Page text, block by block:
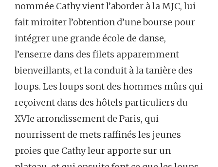
nommée Cathy vient l’aborder à la MJC, lui
fait miroiter l’obtention d’une bourse pour
intégrer une grande école de danse,
l’enserre dans des filets apparemment
bienveillants, et la conduit à la tanière des
loups. Les loups sont des hommes mûrs qui
reçoivent dans des hôtels particuliers du
XVIe arrondissement de Paris, qui
nourrissent de mets raffinés les jeunes
proies que Cathy leur apporte sur un